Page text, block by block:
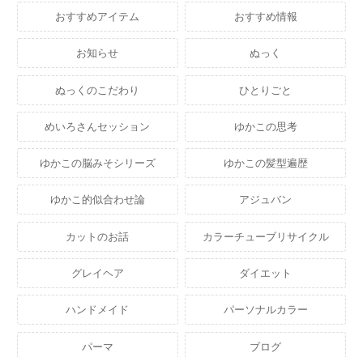
おすすめアイテム おすすめ情報
お知らせ ぬっく
ぬっくのこだわり ひとりごと
めいろさんセッション ゆかこの思考
ゆかこの脳みそシリーズ ゆかこの髪型遍歴
ゆかこ的似合わせ論 アジュバン
カットのお話 カラーチューブリサイクル
グレイヘア ダイエット
ハンドメイド パーソナルカラー
パーマ ブログ